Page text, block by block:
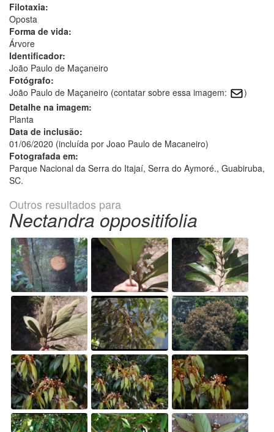
Filotaxia:
Oposta
Forma de vida:
Árvore
Identificador:
João Paulo de Maçaneiro
Fotógrafo:
João Paulo de Maçaneiro (contatar sobre essa imagem:
)
Detalhe na imagem:
Planta
Data de inclusão:
01/06/2020 (incluída por Joao Paulo de Macaneiro)
Fotografada em:
Parque Nacional da Serra do Itajaí, Serra do Aymoré., Guabiruba,
SC.
Outros resultados para
Nectandra oppositifolia